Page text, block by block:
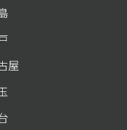
屋